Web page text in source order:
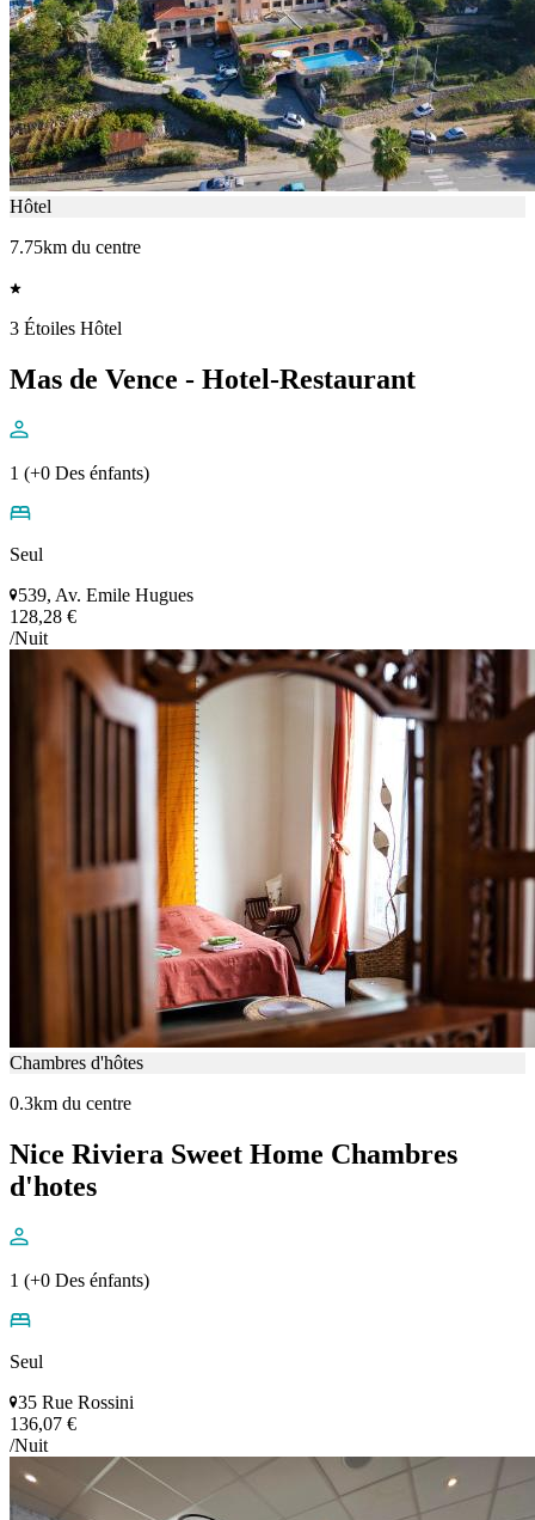
Hôtel
7.75km du centre
3 Étoiles Hôtel
Mas de Vence - Hotel-Restaurant
1 (+0 Des énfants)
Seul
539, Av. Emile Hugues
128,28 €
/Nuit
Chambres d'hôtes
0.3km du centre
Nice Riviera Sweet Home Chambres
d'hotes
1 (+0 Des énfants)
Seul
35 Rue Rossini
136,07 €
/Nuit